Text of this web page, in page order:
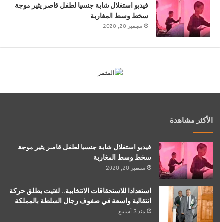
فيديو استغلال شابة جنسيا لطفل قاصر يثير موجة
سخط وسط المغاربة
سبتمبر 20, 2020
الأكثر مشاهدة
فيديو استغلال شابة جنسيا لطفل قاصر يثير موجة
سخط وسط المغاربة
سبتمبر 20, 2020
استعدادا للاستحقاقات الانتخابية.. لفتيت يطلق حركة
انتقالية واسعة في صفوف رجال السلطة بالمملكة
منذ 3 أسابيع